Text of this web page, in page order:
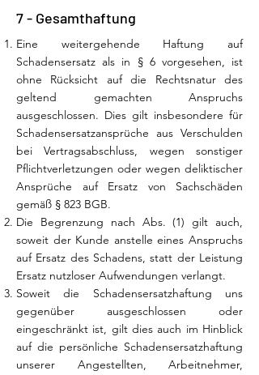
7 - Gesamthaftung
Eine weitergehende Haftung auf
Schadensersatz als in § 6 vorgesehen, ist
ohne Rücksicht auf die Rechtsnatur des
geltend gemachten Anspruchs
ausgeschlossen. Dies gilt insbesondere für
Schadensersatzansprüche aus Verschulden
bei Vertragsabschluss, wegen sonstiger
Pflichtverletzungen oder wegen deliktischer
Ansprüche auf Ersatz von Sachschäden
gemäß § 823 BGB.
Die Begrenzung nach Abs. (1) gilt auch,
soweit der Kunde anstelle eines Anspruchs
auf Ersatz des Schadens, statt der Leistung
Ersatz nutzloser Aufwendungen verlangt.
Soweit die Schadensersatzhaftung uns
gegenüber ausgeschlossen oder
eingeschränkt ist, gilt dies auch im Hinblick
auf die persönliche Schadensersatzhaftung
unserer Angestellten, Arbeitnehmer,